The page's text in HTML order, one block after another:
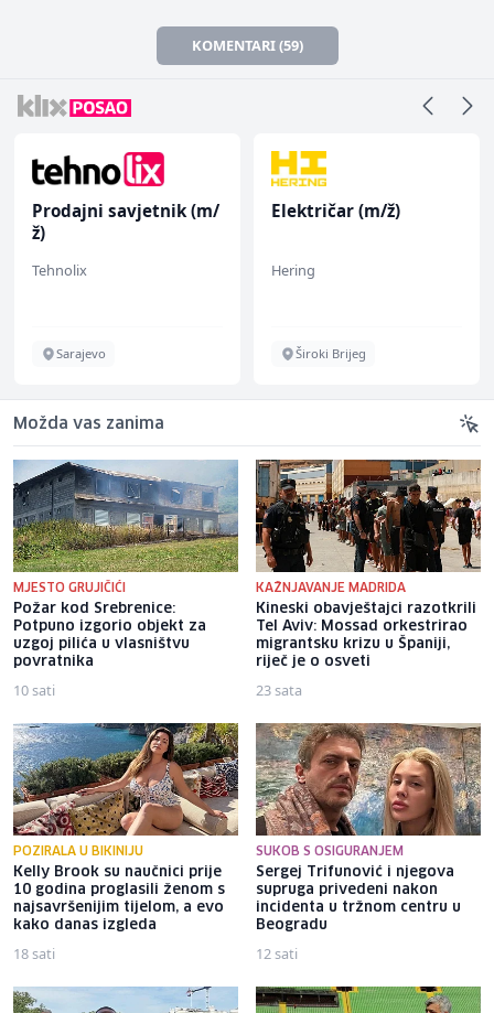
KOMENTARI (59)
Prodajni savjetnik (m/
ž)
Tehnolix
Sarajevo
Električar (m/ž)
Hering
Široki Brijeg
Možda vas zanima
MJESTO GRUJIČIĆI
Požar kod Srebrenice:
Potpuno izgorio objekt za
uzgoj pilića u vlasništvu
povratnika
10 sati
KAŽNJAVANJE MADRIDA
Kineski obavještajci razotkrili
Tel Aviv: Mossad orkestrirao
migrantsku krizu u Španiji,
riječ je o osveti
23 sata
POZIRALA U BIKINIJU
Kelly Brook su naučnici prije
10 godina proglasili ženom s
najsavršenijim tijelom, a evo
kako danas izgleda
18 sati
SUKOB S OSIGURANJEM
Sergej Trifunović i njegova
supruga privedeni nakon
incidenta u tržnom centru u
Beogradu
12 sati